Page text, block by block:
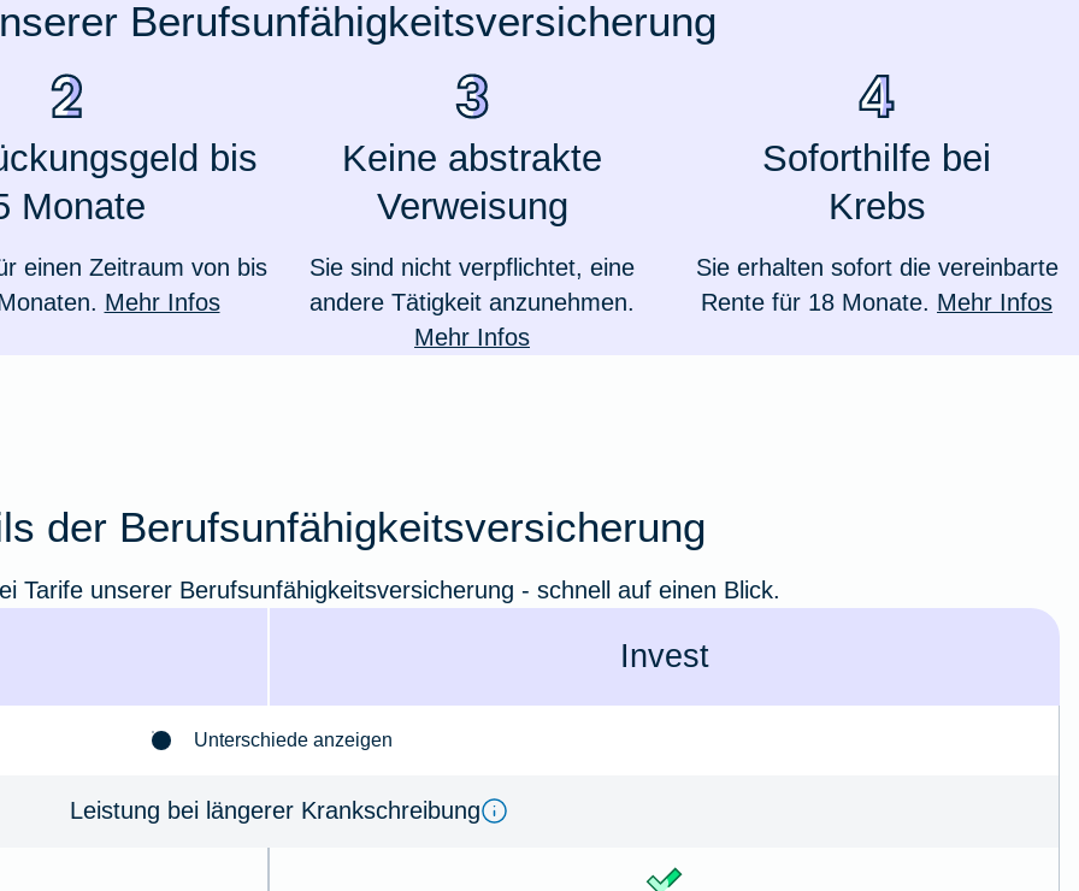
Berufsunfähigkeitsversicherung
bis
Monate
einen Zeitraum von bis
Mehr Infos
Keine abstrakte
Verweisung
Sie sind nicht verpflichtet, eine
andere Tätigkeit anzunehmen.
Mehr Infos
Soforthilfe bei
Krebs
Sie erhalten sofort die vereinbarte
Rente für 18 Monate. Mehr Infos
der Berufsunfähigkeitsversicherung
Tarife unserer Berufsunfähigkeitsversicherung - schnell auf einen Blick.
Invest
Unterschiede anzeigen
Leistung bei längerer Krankschreibung